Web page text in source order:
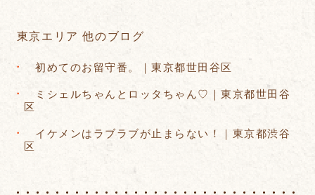
東京エリア 他のブログ
初めてのお留守番。｜東京都世田谷区
ミシェルちゃんとロッタちゃん♡｜東京都世田谷
区
イケメンはラブラブが止まらない！｜東京都渋谷
区